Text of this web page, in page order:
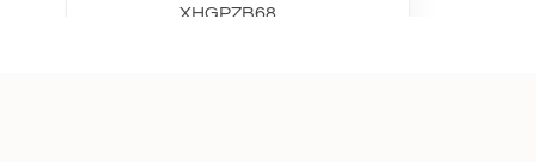
XHGPZB68